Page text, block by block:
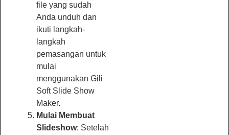
file yang sudah
Anda unduh dan
ikuti langkah-
langkah
pemasangan untuk
mulai
menggunakan Gili
Soft Slide Show
Maker.
Mulai Membuat
Slideshow: Setelah